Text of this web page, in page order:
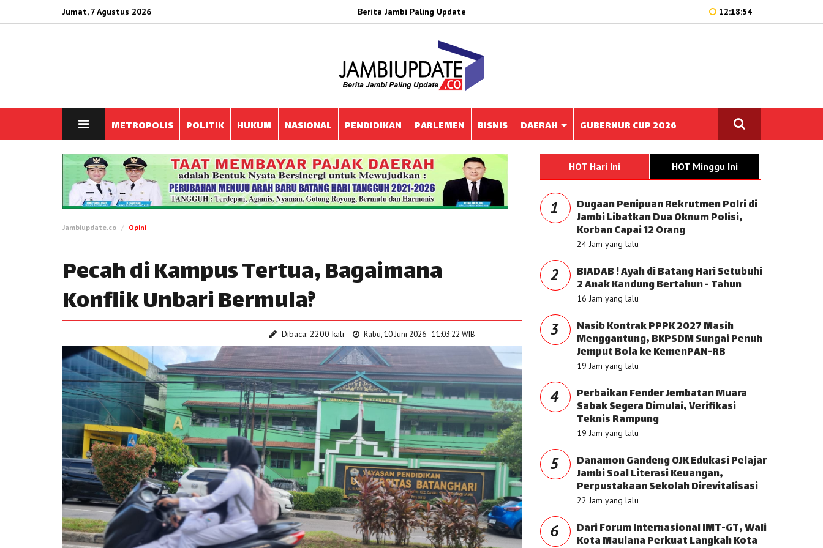
Jumat, 7 Agustus 2026 Berita Jambi Paling Update 12:18:54
METROPOLIS POLITIK HUKUM NASIONAL PENDIDIKAN PARLEMEN BISNIS DAERAH GUBERNUR CUP 2026
Jambiupdate.co Opini
Pecah di Kampus Tertua, Bagaimana
Konflik Unbari Bermula?
Dibaca: 2200 kali Rabu, 10 Juni 2026 - 11:03:22 WIB
HOT Hari Ini HOT Minggu Ini
1 Dugaan Penipuan Rekrutmen Polri di
Jambi Libatkan Dua Oknum Polisi,
Korban Capai 12 Orang
24 Jam yang lalu
2 BIADAB ! Ayah di Batang Hari Setubuhi
2 Anak Kandung Bertahun - Tahun
16 Jam yang lalu
3 Nasib Kontrak PPPK 2027 Masih
Menggantung, BKPSDM Sungai Penuh
Jemput Bola ke KemenPAN-RB
19 Jam yang lalu
4 Perbaikan Fender Jembatan Muara
Sabak Segera Dimulai, Verifikasi
Teknis Rampung
19 Jam yang lalu
5 Danamon Gandeng OJK Edukasi Pelajar
Jambi Soal Literasi Keuangan,
Perpustakaan Sekolah Direvitalisasi
22 Jam yang lalu
6 Dari Forum Internasional IMT-GT, Wali
Kota Maulana Perkuat Langkah Kota